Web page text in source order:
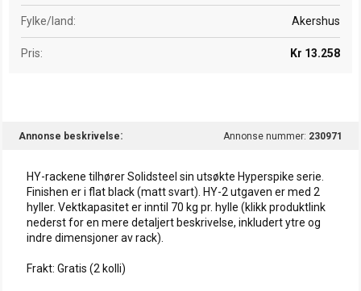
Fylke/land Akershus
Pris Kr 13.258
Annonse beskrivelse Annonse nummer: 230971
HY-rackene tilhører Solidsteel sin utsøkte Hyperspike serie.
Finishen er i flat black (matt svart). HY-2 utgaven er med 2
hyller. Vektkapasitet er inntil 70 kg pr. hylle (klikk produktlink
nederst for en mere detaljert beskrivelse, inkludert ytre og
indre dimensjoner av rack).
Frakt: Gratis (2 kolli)